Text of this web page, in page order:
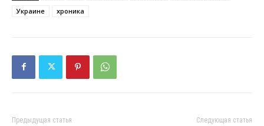
Украине
хроника
Предыдущая статья Следующая статья